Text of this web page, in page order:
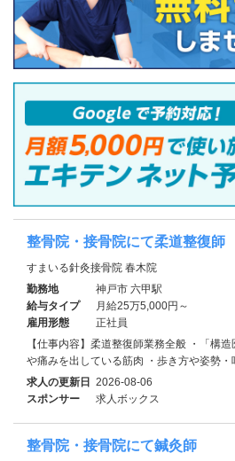
整骨院・接骨院にて柔道整復師
すまいる針灸接骨院 春木院
勤務地
神戸市 六甲駅
給与タイプ
月給25万5,000円～
雇用形態
正社員
【仕事内容】柔道整復師業務全般 ・「構
や痛みを出している筋肉 ・歩き方や姿勢・
求人の更新日 2026-08-06
スポンサー
求人ボックス
整骨院・接骨院にて鍼灸師